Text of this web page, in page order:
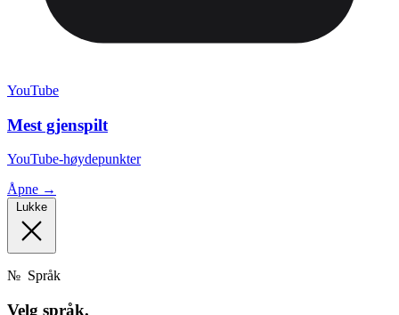
YouTube
Mest gjenspilt
YouTube-høydepunkter
Åpne →
Lukke
№ Språk
Velg språk.